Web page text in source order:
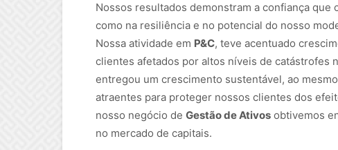
Nossos resultados demonstram a confiança que
como na resiliência e no potencial do nosso
Nossa atividade em P&C, teve acentuado
clientes afetados por altos níveis de catástrofes
entregou um crescimento sustentável, ao
atraentes para proteger nossos clientes dos
nosso negócio de Gestão de Ativos obtivemos
no mercado de capitais.